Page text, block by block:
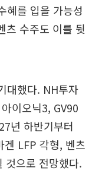
혜를 입을 가능성
츠 수주도 이를 뒷
대했다. NH투자
이오닉3, GV90
년 하반기부터
LFP 각형, 벤츠
것으로 전망했다.